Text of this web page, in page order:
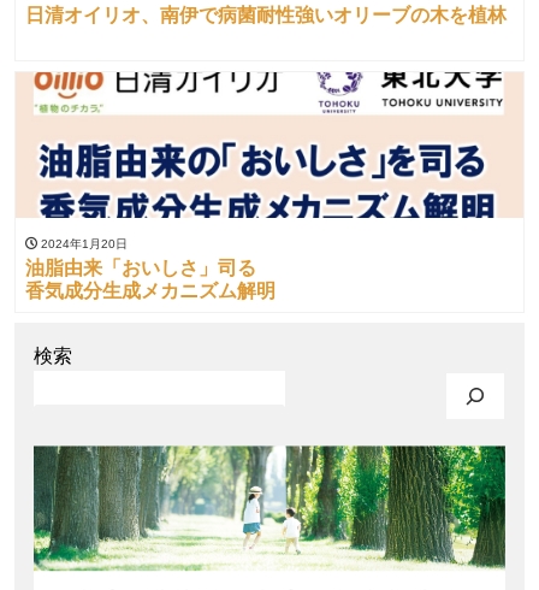
日清オイリオ、南伊で病菌耐性強いオリーブの木を植林
2024年1月20日
油脂由来「おいしさ」司る
香気成分生成メカニズム解明
検索